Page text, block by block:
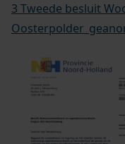
3 Tweede besluit